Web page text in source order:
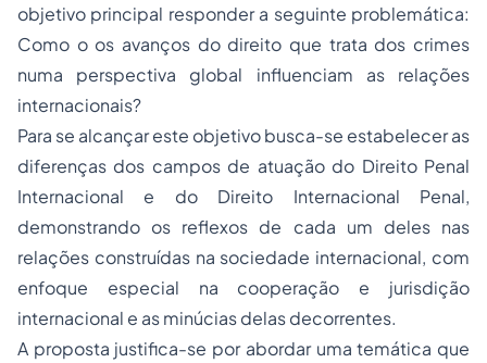
objetivo principal responder a seguinte problemática:
Como o os avanços do direito que trata dos crimes
numa perspectiva global influenciam as relações
internacionais?
Para se alcançar este objetivo busca-se estabelecer as
diferenças dos campos de atuação do Direito Penal
Internacional e do Direito Internacional Penal,
demonstrando os reflexos de cada um deles nas
relações construídas na sociedade internacional, com
enfoque especial na cooperação e jurisdição
internacional e as minúcias delas decorrentes.
A proposta justifica-se por abordar uma temática que